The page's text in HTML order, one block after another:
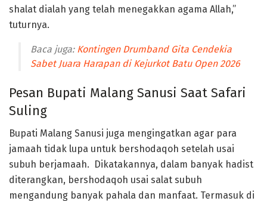
shalat dialah yang telah menegakkan agama Allah,”
tuturnya.
Baca juga: Kontingen Drumband Gita Cendekia
Sabet Juara Harapan di Kejurkot Batu Open 2026
Pesan Bupati Malang Sanusi Saat Safari
Suling
‎Bupati Malang Sanusi juga mengingatkan agar para
jamaah tidak lupa untuk bershodaqoh setelah usai
subuh berjamaah. Dikatakannya, dalam banyak hadist
diterangkan, bershodaqoh usai salat subuh
mengandung banyak pahala dan manfaat. Termasuk di